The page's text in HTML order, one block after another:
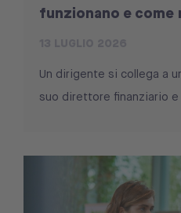
funzionano e come
Un dirigente si collega a
suo direttore finanziario